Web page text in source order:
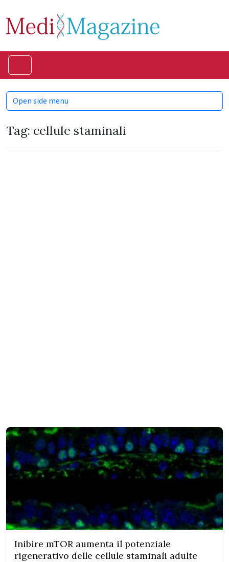
Tag: cellule staminali
Inibire mTOR aumenta il potenziale
rigenerativo delle cellule staminali adulte
Open side menu